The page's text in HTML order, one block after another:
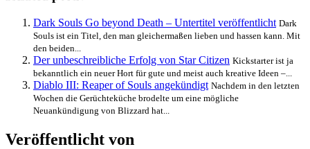
Dark Souls Go beyond Death – Untertitel veröffentlicht Dark
Souls ist ein Titel, den man gleichermaßen lieben und hassen kann. Mit
den beiden...
Der unbeschreibliche Erfolg von Star Citizen Kickstarter ist ja
bekanntlich ein neuer Hort für gute und meist auch kreative Ideen –...
Diablo III: Reaper of Souls angekündigt Nachdem in den letzten
Wochen die Gerüchteküche brodelte um eine mögliche
Neuankündigung von Blizzard hat...
Veröffentlicht von